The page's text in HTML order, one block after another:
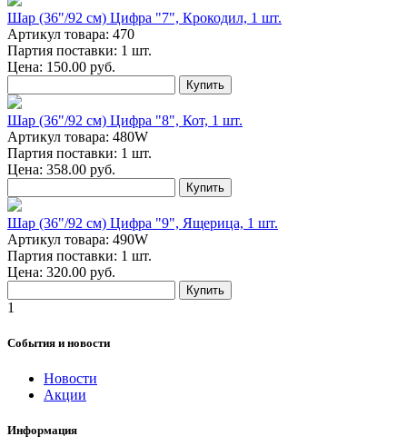
Шар (36"/92 см) Цифра "7", Крокодил, 1 шт.
Артикул товара: 470
Партия поставки: 1 шт.
Цена: 150.00 руб.
Купить
Шар (36"/92 см) Цифра "8", Кот, 1 шт.
Артикул товара: 480W
Партия поставки: 1 шт.
Цена: 358.00 руб.
Купить
Шар (36"/92 см) Цифра "9", Ящерица, 1 шт.
Артикул товара: 490W
Партия поставки: 1 шт.
Цена: 320.00 руб.
Купить
1
События и новости
Новости
Акции
Информация